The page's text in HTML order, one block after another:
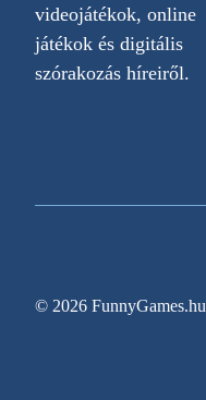
videojátékok, online
játékok és digitális
szórakozás híreiről.
© 2026 FunnyGames.hu